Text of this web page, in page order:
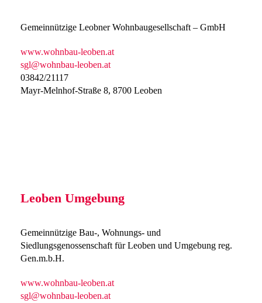
Gemeinnützige Leobner Wohnbaugesellschaft – GmbH
www.wohnbau-leoben.at
sgl@wohnbau-leoben.at
03842/21117
Mayr-Melnhof-Straße 8, 8700 Leoben
Leoben Umgebung
Gemeinnützige Bau-, Wohnungs- und
Siedlungsgenossenschaft für Leoben und Umgebung reg.
Gen.m.b.H.
www.wohnbau-leoben.at
sgl@wohnbau-leoben.at